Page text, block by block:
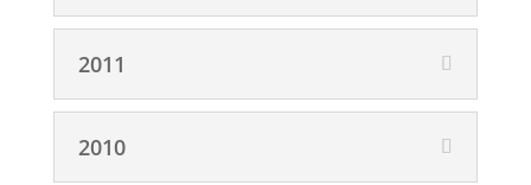
2011
2010